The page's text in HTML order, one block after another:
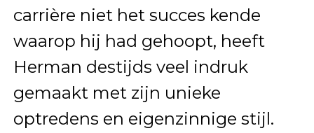
carrière niet het succes kende
waarop hij had gehoopt, heeft
Herman destijds veel indruk
gemaakt met zijn unieke
optredens en eigenzinnige stijl.